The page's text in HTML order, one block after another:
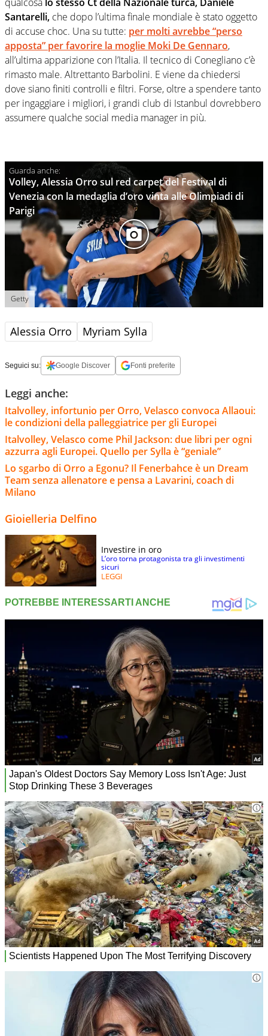
Santarelli, che dopo l’ultima finale mondiale è stato oggetto
di accuse choc. Una su tutte: per molti avrebbe “perso
apposta” per favorire la moglie Moki De Gennaro,
all’ultima apparizione con l’Italia. Il tecnico di Conegliano c’è
rimasto male. Altrettanto Barbolini. E viene da chiedersi
dove siano finiti controlli e filtri. Forse, oltre a spendere tanto
per ingaggiare i migliori, i grandi club di Istanbul dovrebbero
assumere qualche social media manager in più.
Volley, Alessia Orro sul red carpet del Festival di
Venezia con la medaglia d’oro vinta alle Olimpiadi di
Parigi
Getty
Alessia Orro Myriam Sylla
Seguici su: Google Discover Fonti preferite
Leggi anche:
Italvolley, infortunio per Orro, Velasco convoca Allaoui:
le condizioni della palleggiatrice per gli Europei
Italvolley, Velasco come Phil Jackson: due libri per ogni
azzurra agli Europei. Quello per Sylla è “geniale”
Lo sgarbo di Orro a Egonu? Il Fenerbahce è un Dream
Team senza allenatore e pensa a Lavarini, coach di
Milano
Gioielleria Delfino
Investire in oro
L’oro torna protagonista tra gli investimenti
sicuri
LEGGI